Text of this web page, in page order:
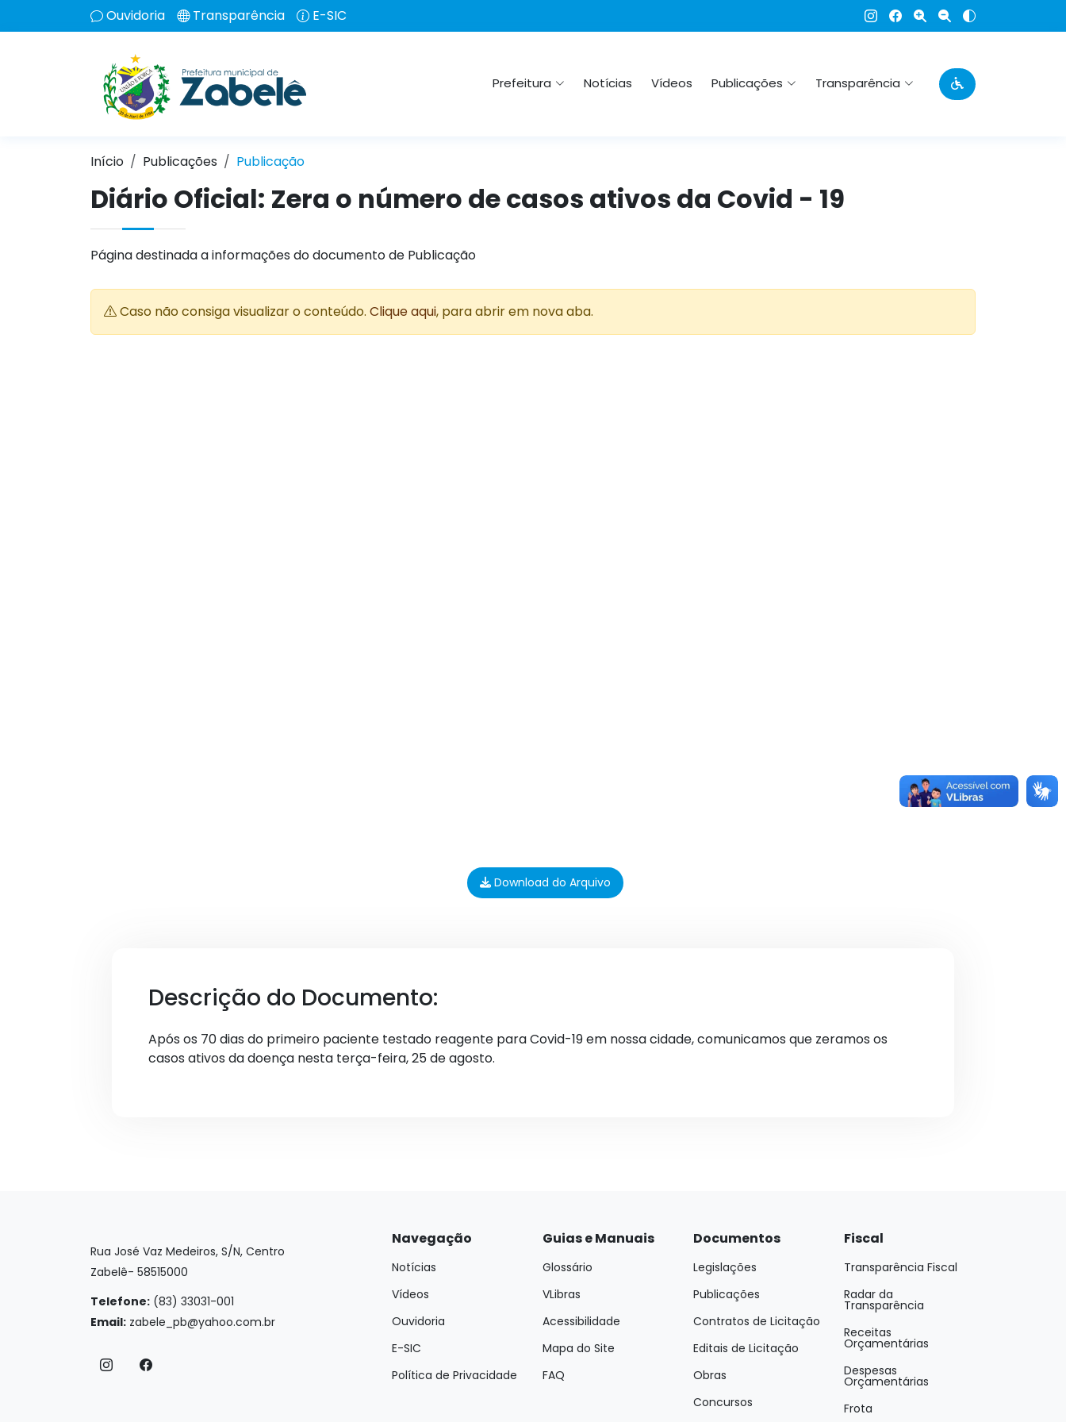
Ouvidoria Transparência E-SIC
Prefeitura Notícias Vídeos Publicações Transparência
Início Publicações Publicação
Diário Oficial: Zera o número de casos ativos da Covid - 19
Página destinada a informações do documento de Publicação
Caso não consiga visualizar o conteúdo. Clique aqui, para abrir em nova aba.
Download do Arquivo
Descrição do Documento:
Após os 70 dias do primeiro paciente testado reagente para Covid-19 em nossa cidade, comunicamos que zeramos os
casos ativos da doença nesta terça-feira, 25 de agosto.
Rua José Vaz Medeiros, S/N, Centro
Zabelê- 58515000
Telefone: (83) 33031-001
Email: zabele_pb@yahoo.com.br
Navegação
Notícias
Vídeos
Ouvidoria
E-SIC
Política de Privacidade
Guias e Manuais
Glossário
VLibras
Acessibilidade
Mapa do Site
FAQ
Documentos
Legislações
Publicações
Contratos de Licitação
Editais de Licitação
Obras
Concursos
Fiscal
Transparência Fiscal
Radar da
Transparência
Receitas
Orçamentárias
Despesas
Orçamentárias
Frota